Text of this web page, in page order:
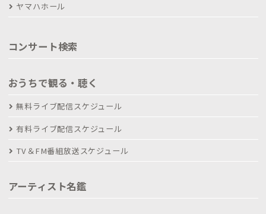
ヤマハホール
コンサート検索
おうちで観る・聴く
無料ライブ配信スケジュール
有料ライブ配信スケジュール
TV＆FM番組放送スケジュール
アーティスト名鑑